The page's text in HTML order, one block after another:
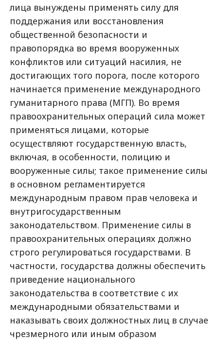
лица вынуждены применять силу для
поддержания или восстановления
общественной безопасности и
правопорядка во время вооруженных
конфликтов или ситуаций насилия, не
достигающих того порога, после которого
начинается применение международного
гуманитарного права (МГП). Во время
правоохранительных операций сила может
применяться лицами, которые
осуществляют государственную власть,
включая, в особенности, полицию и
вооруженные силы; такое применение силы
в основном регламентируется
международным правом прав человека и
внутригосударственным
законодательством. Применение силы в
правоохранительных операциях должно
строго регулироваться государствами. В
частности, государства должны обеспечить
приведение национального
законодательства в соответствие с их
международными обязательствами и
наказывать своих должностных лиц в случае
чрезмерного или иным образом